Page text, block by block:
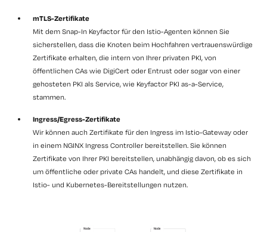
mTLS-Zertifikate
Mit dem Snap-In Keyfactor für den Istio-Agenten können Sie
sicherstellen, dass die Knoten beim Hochfahren vertrauenswürdige
Zertifikate erhalten, die intern von Ihrer privaten PKI, von
öffentlichen CAs wie DigiCert oder Entrust oder sogar von einer
gehosteten PKI als Service, wie Keyfactor PKI as-a-Service,
stammen.
Ingress/Egress-Zertifikate
Wir können auch Zertifikate für den Ingress im Istio-Gateway oder
in einem NGINX Ingress Controller bereitstellen. Sie können
Zertifikate von Ihrer PKI bereitstellen, unabhängig davon, ob es sich
um öffentliche oder private CAs handelt, und diese Zertifikate in
Istio- und Kubernetes-Bereitstellungen nutzen.